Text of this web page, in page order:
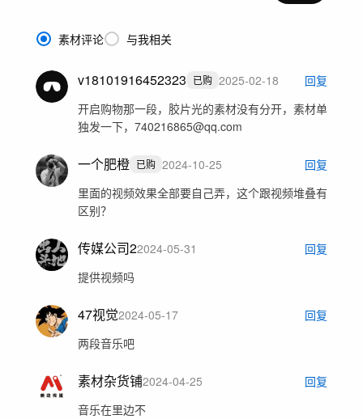
素材评论 与我相关
v18101916452323 已购 2025-02-18
回复
开启购物那一段，胶片光的素材没有分开，素材单
独发一下，740216865@qq.com
一个肥橙 已购 2024-10-25
回复
里面的视频效果全部要自己弄，这个跟视频堆叠有
区别？
传媒公司22024-05-31
回复
提供视频吗
47视觉2024-05-17
回复
两段音乐吧
素材杂货铺2024-04-25
回复
音乐在里边不